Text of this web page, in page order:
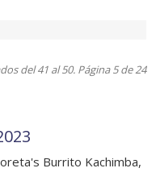
del 41 al 50. Página 5 de 24
Burrito Kachimba,